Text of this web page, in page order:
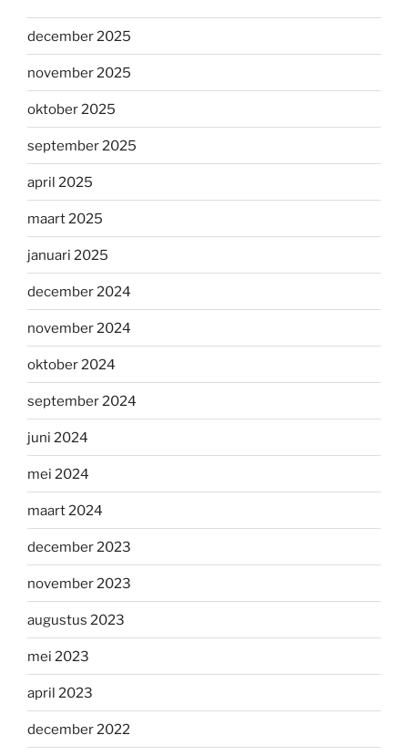
december 2025
november 2025
oktober 2025
september 2025
april 2025
maart 2025
januari 2025
december 2024
november 2024
oktober 2024
september 2024
juni 2024
mei 2024
maart 2024
december 2023
november 2023
augustus 2023
mei 2023
april 2023
december 2022